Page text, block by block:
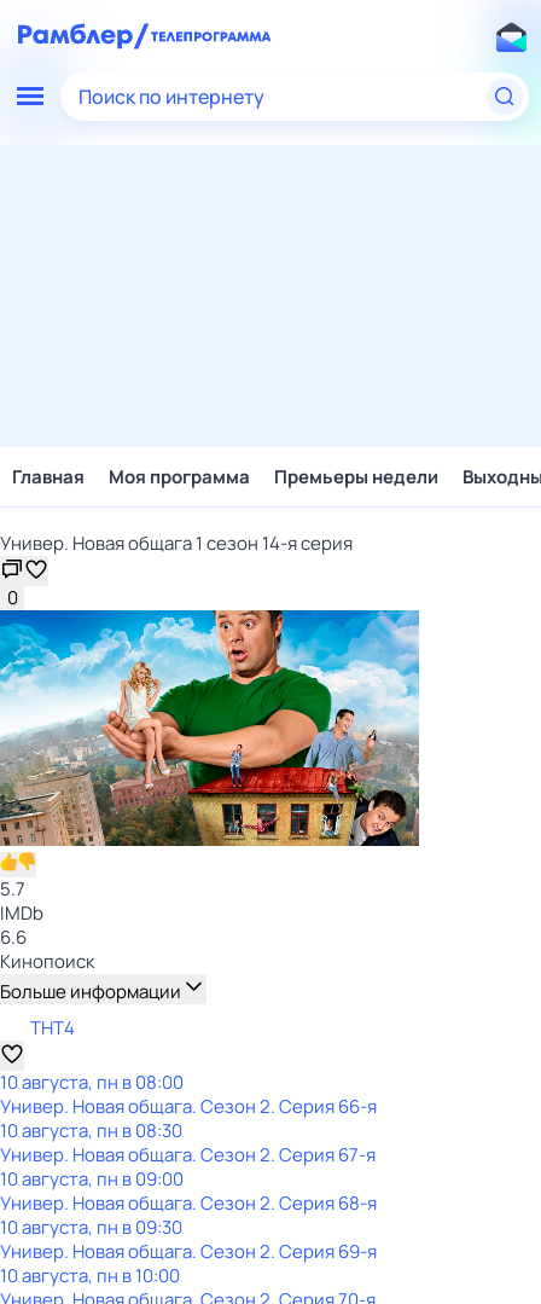
Поиск по интернету
Главная Моя программа Премьеры недели
Универ. Новая общага 1 сезон 14-я серия
0
5.7
IMDb
6.6
Кинопоиск
Больше информации
ТНТ4
10 августа, пн в 08:00
Универ. Новая общага. Сезон 2. Серия 66-я
10 августа, пн в 08:30
Универ. Новая общага. Сезон 2. Серия 67-я
10 августа, пн в 09:00
Универ. Новая общага. Сезон 2. Серия 68-я
10 августа, пн в 09:30
Универ. Новая общага. Сезон 2. Серия 69-я
10 августа, пн в 10:00